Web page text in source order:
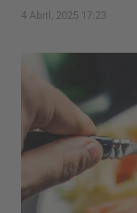
4 Abril, 2025 17:23